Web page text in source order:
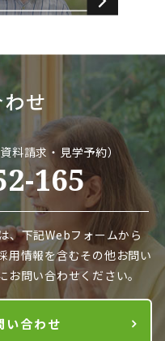
せ
料請求・見学予約）
165
、下記Webフォームから
用情報を含むその他お問い
問い合わせください。
い合わせ